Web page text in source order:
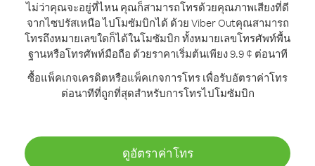
ไม่ว่าคุณจะอยู่ที่ไหน คุณก็สามารถโทรด้วยคุณภาพเสียงที่ดี
จากไซปรัสเหนือ ไปโมซัมบิกได้ ด้วย Viber Outคุณสามารถ
โทรถึงหมายเลขใดก็ได้ในโมซัมบิก ทั้งหมายเลขโทรศัพท์พื้น
ฐานหรือโทรศัพท์มือถือ ด้วยราคาเริ่มต้นเพียง 9.9 ¢ ต่อนาที
ซื้อแพ็คเกจเครดิตหรือแพ็คเกจการโทร เพื่อรับอัตราค่าโทร
ต่อนาทีที่ถูกที่สุดสำหรับการโทรไปโมซัมบิก
ดูอัตราค่าโทร